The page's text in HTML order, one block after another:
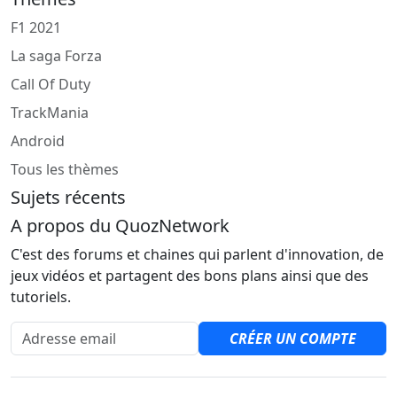
F1 2021
La saga Forza
Call Of Duty
TrackMania
Android
Tous les thèmes
Sujets récents
A propos du QuozNetwork
C'est des forums et chaines qui parlent d'innovation, de
jeux vidéos et partagent des bons plans ainsi que des
tutoriels.
Adresse email
CRÉER UN COMPTE